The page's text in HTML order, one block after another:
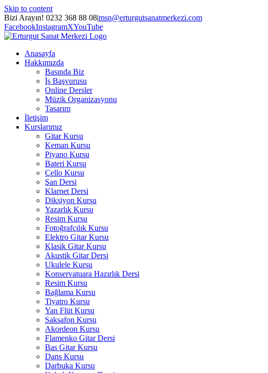
Skip to content
Bizi Arayın! 0232 368 88 08|msn@erturgutsanatmerkezi.com
FacebookInstagramXYouTube
Anasayfa
Hakkımızda
Basında Biz
İş Başvurusu
Online Dersler
Müzik Organizasyonu
Tasarım
İletişim
Kurslarımız
Gitar Kursu
Keman Kursu
Piyano Kursu
Bateri Kursu
Çello Kursu
Şan Dersi
Klarnet Dersi
Diksiyon Kursu
Yazarlık Kursu
Resim Kursu
Fotoğrafçılık Kursu
Elektro Gitar Kursu
Klasik Gitar Kursu
Akustik Gitar Dersi
Ukulele Kursu
Konservatuara Hazırlık Dersi
Resim Kursu
Bağlama Kursu
Tiyatro Kursu
Yan Flüt Kursu
Saksafon Kursu
Akordeon Kursu
Flamenko Gitar Dersi
Bas Gitar Kursu
Dans Kursu
Darbuka Kursu